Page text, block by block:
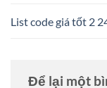
List code giá tốt 2
Để lại một